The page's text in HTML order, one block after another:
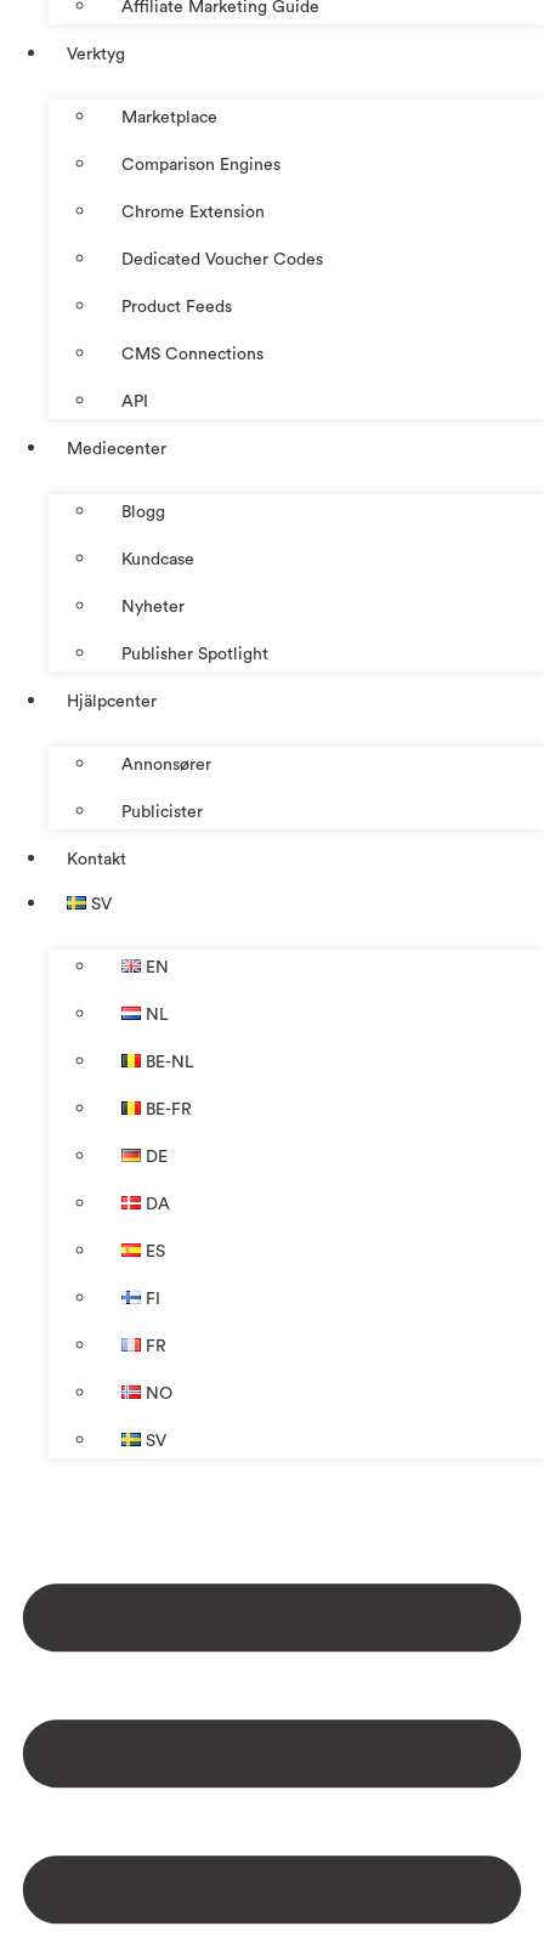
Affiliate Marketing Guide
Verktyg
Marketplace
Comparison Engines
Chrome Extension
Dedicated Voucher Codes
Product Feeds
CMS Connections
API
Mediecenter
Blogg
Kundcase
Nyheter
Publisher Spotlight
Hjälpcenter
Annonsører
Publicister
Kontakt
SV
EN
NL
BE-NL
BE-FR
DE
DA
ES
FI
FR
NO
SV